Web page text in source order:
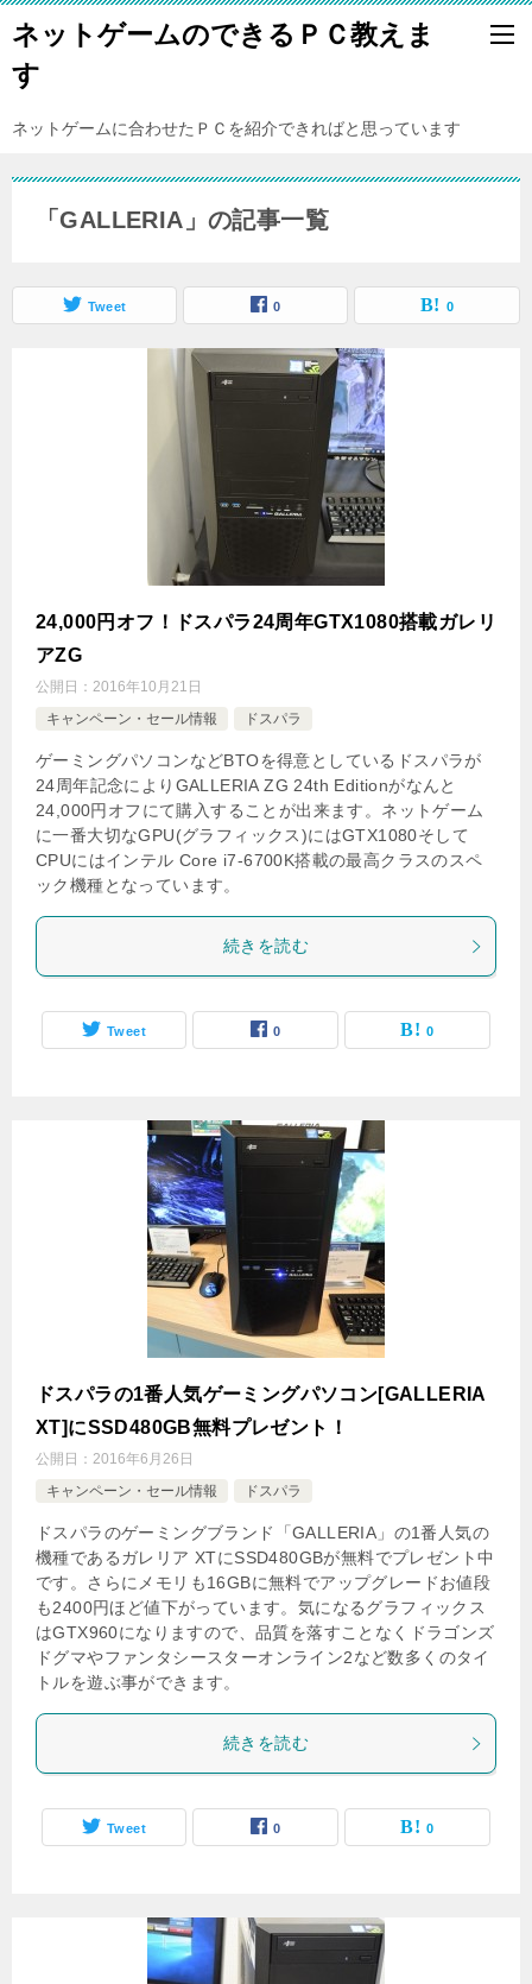
ネットゲームのできるＰＣ教えま
す
ネットゲームに合わせたＰＣを紹介できればと思っています
「GALLERIA」の記事一覧
Tweet 0 0
24,000円オフ！ドスパラ24周年GTX1080搭載ガレリ
アZG
公開日： 2016年10月21日
キャンペーン・セール情報
ドスパラ
ゲーミングパソコンなどBTOを得意としているドスパラが
24周年記念によりGALLERIA ZG 24th Editionがなんと
24,000円オフにて購入することが出来ます。ネットゲーム
に一番大切なGPU(グラフィックス)にはGTX1080そして
CPUにはインテル Core i7-6700K搭載の最高クラスのスペ
ック機種となっています。
続きを読む
Tweet 0 0
ドスパラの1番人気ゲーミングパソコン[GALLERIA
XT]にSSD480GB無料プレゼント！
公開日： 2016年6月26日
キャンペーン・セール情報
ドスパラ
ドスパラのゲーミングブランド「GALLERIA」の1番人気の
機種であるガレリア XTにSSD480GBが無料でプレゼント中
です。さらにメモリも16GBに無料でアップグレードお値段
も2400円ほど値下がっています。気になるグラフィックス
はGTX960になりますので、品質を落すことなくドラゴンズ
ドグマやファンタシースターオンライン2など数多くのタイ
トルを遊ぶ事ができます。
続きを読む
Tweet 0 0